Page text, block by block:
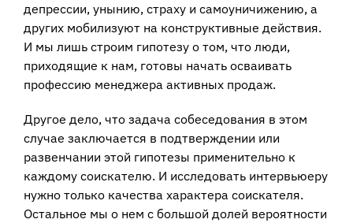
депрессии, унынию, страху и самоуничижению, а
других мобилизуют на конструктивные действия.
И мы лишь строим гипотезу о том, что люди,
приходящие к нам, готовы начать осваивать
профессию менеджера активных продаж.
Другое дело, что задача собеседования в этом
случае заключается в подтверждении или
развенчании этой гипотезы применительно к
каждому соискателю. И исследовать интервьюеру
нужно только качества характера соискателя.
Остальное мы о нем с большой долей вероятности